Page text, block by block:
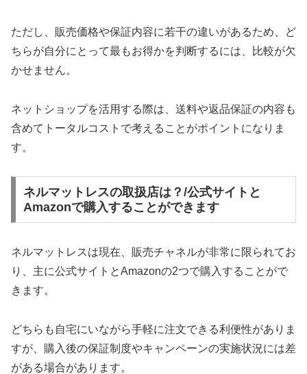
ただし、販売価格や保証内容に若干の違いがあるため、ど
ちらが自分にとって最もお得かを判断するには、比較が欠
かせません。
ネットショップを活用する際は、送料や返品保証の内容も
含めてトータルコストで考えることがポイントになりま
す。
ネルマットレスの取扱店は？/公式サイトと
Amazonで購入することができます
ネルマットレスは現在、販売チャネルが非常に限られてお
り、主に公式サイトとAmazonの2つで購入することがで
きます。
どちらも自宅にいながら手軽に注文できる利便性がありま
すが、購入後の保証制度やキャンペーンの実施状況には差
がある場合があります。